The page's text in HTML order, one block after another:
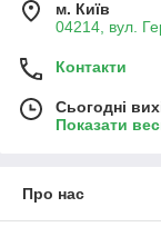
м. Київ
04214, вул.
Контакти
Сьогодні
Показати
Про нас